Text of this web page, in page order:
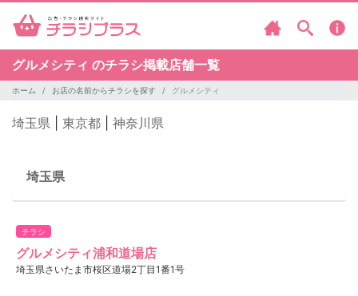
グルメシティ のチラシ掲載店舗一覧
ホーム お店の名前からチラシを探す グルメシティ
埼玉県 東京都 神奈川県
埼玉県
チラシ
グルメシティ浦和道場店
埼玉県さいたま市桜区道場2丁目1番1号